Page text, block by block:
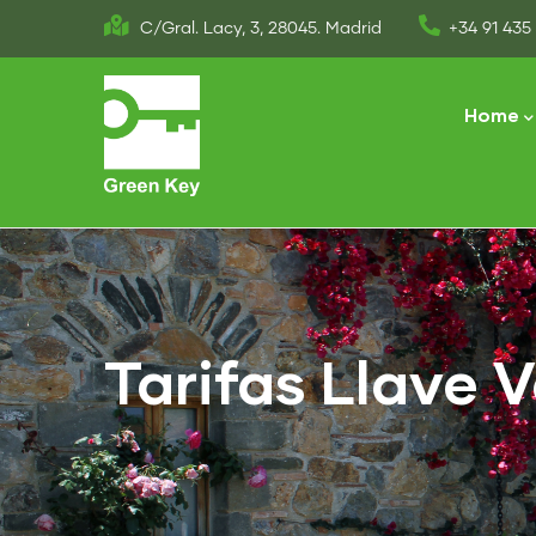
to
C/Gral. Lacy, 3, 28045. Madrid +34 91 435
Home
Tarifas Llave